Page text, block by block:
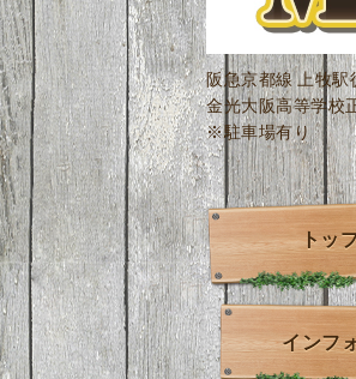
阪急京都線 上牧
金光大阪高等学校
※駐車場有り
トッ
インフ